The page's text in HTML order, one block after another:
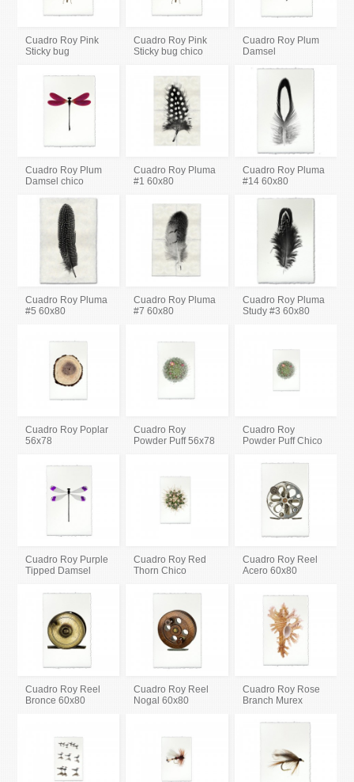
Cuadro Roy Pink
Sticky bug
Cuadro Roy Pink
Sticky bug chico
Cuadro Roy Plum
Damsel
Cuadro Roy Plum
Damsel chico
Cuadro Roy Pluma
#1 60x80
Cuadro Roy Pluma
#14 60x80
Cuadro Roy Pluma
#5 60x80
Cuadro Roy Pluma
#7 60x80
Cuadro Roy Pluma
Study #3 60x80
Cuadro Roy Poplar
56x78
Cuadro Roy
Powder Puff 56x78
Cuadro Roy
Powder Puff Chico
Cuadro Roy Purple
Tipped Damsel
Cuadro Roy Red
Thorn Chico
Cuadro Roy Reel
Acero 60x80
Cuadro Roy Reel
Bronce 60x80
Cuadro Roy Reel
Nogal 60x80
Cuadro Roy Rose
Branch Murex